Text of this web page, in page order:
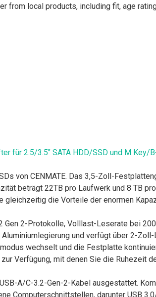
from local products, including fit, age
für 2.5/3.5" SATA HDD/SSD und M
von CENMATE. Das 3,5-Zoll-
beträgt 22TB pro Laufwerk und 8 TB
die Vorteile der enormen
Gen 2-Protokolle, Volllast-Leserate bei
und verfügt über 2-
wechselt und die Festplatte
Verfügung, mit denen Sie die Ruhezeit
A/C-3.2-Gen-2-Kabel ausgestattet.
Computerschnittstellen, darunter USB